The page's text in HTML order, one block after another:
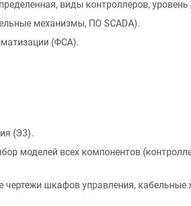
виды контроллеров, уровень
механизмы, ПО SCADA).
(ФСА).
(Э3).
моделей всех компонентов
чертежи шкафов управления,